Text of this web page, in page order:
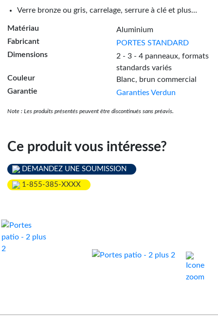
Verre bronze ou gris, carrelage, serrure à clé et plus…
Matériau
Aluminium
Fabricant
PORTES STANDARD
Dimensions
2 - 3 - 4 panneaux, formats
standards variés
Couleur
Blanc, brun commercial
Garantie
Garanties Verdun
Note : Les produits présentés peuvent être discontinués sans préavis.
Ce produit vous intéresse?
DEMANDEZ UNE SOUMISSION
1-855-385-XXXX